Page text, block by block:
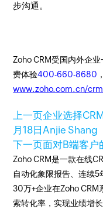
步沟通。
Zoho CRM受国内外企
费体验400-660-8680
www.zoho.com.cn/
上一页企业选择
月18日Anjie Shang
下一页面对B端客户
Zoho CRM是一款在线
自动化象限报告、连续
30万+企业在Zoho CRM
索转化率，实现业绩增长